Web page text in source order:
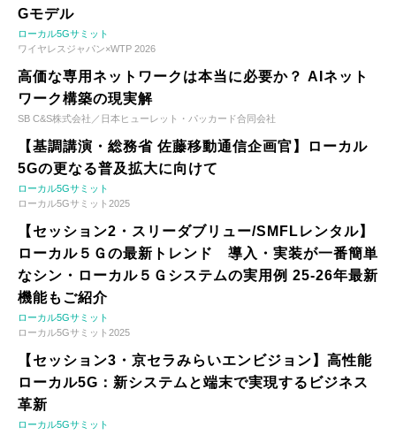
Gモデル
ローカル5Gサミット
ワイヤレスジャパン×WTP 2026
高価な専用ネットワークは本当に必要か？ AIネット
ワーク構築の現実解
SB C&S株式会社／日本ヒューレット・パッカード合同会社
【基調講演・総務省 佐藤移動通信企画官】ローカル
5Gの更なる普及拡大に向けて
ローカル5Gサミット
ローカル5Gサミット2025
【セッション2・スリーダブリュー/SMFLレンタル】
ローカル５Ｇの最新トレンド 導入・実装が一番簡単
なシン・ローカル５Ｇシステムの実用例 25-26年最新
機能もご紹介
ローカル5Gサミット
ローカル5Gサミット2025
【セッション3・京セラみらいエンビジョン】高性能
ローカル5G：新システムと端末で実現するビジネス
革新
ローカル5Gサミット